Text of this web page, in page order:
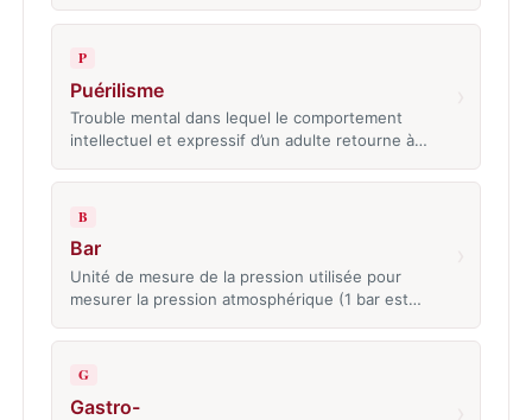
P
Puérilisme
Trouble mental dans lequel le comportement
intellectuel et expressif d’un adulte retourne à…
B
Bar
Unité de mesure de la pression utilisée pour
mesurer la pression atmosphérique (1 bar est…
G
Gastro-